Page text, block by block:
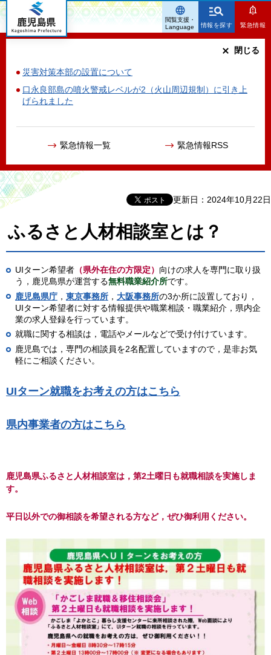
鹿児島県
情報を探す 緊急情報
災害対策本部の設置について
口永良部島の噴火警戒レベルが2（火山周辺規制）に引き上
げられました
緊急情報一覧 緊急情報RSS
閉じる
閲覧支援・
Language
更新日：2024年10月22日
ふるさと人材相談室とは？
UIターン希望者 （県外在住の方限定） 向けの求人を専門に取り扱
う，鹿児島県が運営する無料職業紹介所です。
鹿児島県庁 ， 東京事務所 ， 大阪事務所の3か所に設置しており，
UIターン希望者に対する情報提供や職業相談・職業紹介，県内企
業の求人登録を行っています。
就職に関する相談は，電話やメールなどで受け付けています。
鹿児島では，専門の相談員を2名配置していますので，是非お気
軽にご相談ください。
UIターン就職をお考えの方はこちら
県内事業者の方はこちら
鹿児島県ふるさと人材相談室は，第2土曜日も就職相談を実施しま
す。
平日以外での御相談を希望される方など，ぜひ御利用ください。